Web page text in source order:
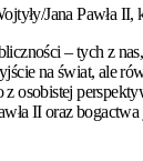
Jana Pawła
– tych z
na świat, ale
osobistej
II oraz